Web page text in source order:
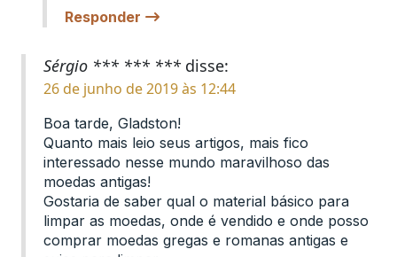
Responder
Sérgio *** *** *** disse:
26 de junho de 2019 às 12:44
Boa tarde, Gladston!
Quanto mais leio seus artigos, mais fico
interessado nesse mundo maravilhoso das
moedas antigas!
Gostaria de saber qual o material básico para
limpar as moedas, onde é vendido e onde posso
comprar moedas gregas e romanas antigas e